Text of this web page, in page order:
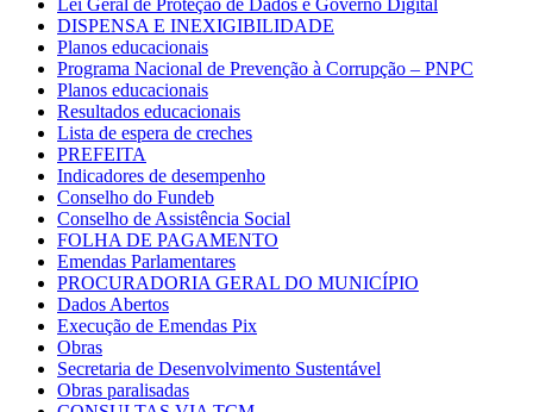
DISPENSA E INEXIGIBILIDADE
Planos educacionais
Programa Nacional de Prevenção à Corrupção – PNPC
Planos educacionais
Resultados educacionais
Lista de espera de creches
PREFEITA
Indicadores de desempenho
Conselho do Fundeb
Conselho de Assistência Social
FOLHA DE PAGAMENTO
Emendas Parlamentares
PROCURADORIA GERAL DO MUNICÍPIO
Dados Abertos
Execução de Emendas Pix
Obras
Secretaria de Desenvolvimento Sustentável
Obras paralisadas